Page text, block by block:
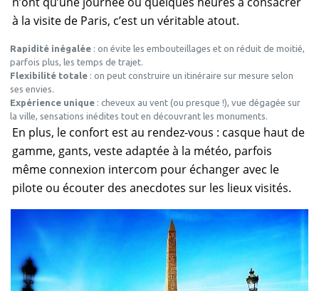
à la visite de Paris, c’est un véritable atout.
Rapidité inégalée : on évite les embouteillages et on réduit de moitié,
parfois plus, les temps de trajet.
Flexibilité totale : on peut construire un itinéraire sur mesure selon
ses envies.
Expérience unique : cheveux au vent (ou presque !), vue dégagée sur
la ville, sensations inédites tout en découvrant les monuments.
En plus, le confort est au rendez-vous : casque haut de
gamme, gants, veste adaptée à la météo, parfois
même connexion intercom pour échanger avec le
pilote ou écouter des anecdotes sur les lieux visités.